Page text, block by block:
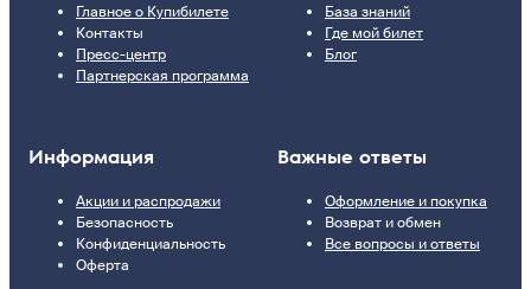
Главное о Купибилете
Контакты
Пресс-центр
Партнерская программа
База знаний
Где мой билет
Блог
Информация
Акции и распродажи
Безопасность
Конфиденциальность
Оферта
Важные ответы
Оформление и покупка
Возврат и обмен
Все вопросы и ответы